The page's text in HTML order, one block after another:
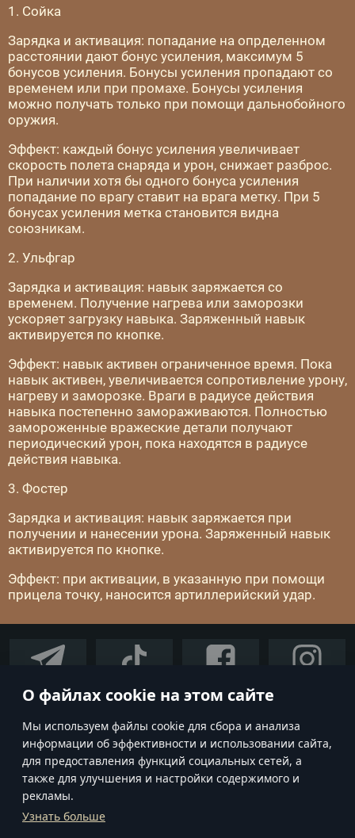
О файлах cookie на этом сайте
Мы используем файлы cookie для сбора и анализа
информации об эффективности и использовании сайта,
для предоставления функций социальных сетей, а
также для улучшения и настройки содержимого и
рекламы.
Узнать больше
1. Сойка
Зарядка и активация: попадание на опрделенном
расстоянии дают бонус усиления, максимум 5
бонусов усиления. Бонусы усиления пропадают со
временем или при промахе. Бонусы усиления
можно получать только при помощи дальнобойного
оружия.
Эффект: каждый бонус усиления увеличивает
скорость полета снаряда и урон, снижает разброс.
При наличии хотя бы одного бонуса усиления
попадание по врагу ставит на врага метку. При 5
бонусах усиления метка становится видна
союзникам.
2. Ульфгар
Зарядка и активация: навык заряжается со
временем. Получение нагрева или заморозки
ускоряет загрузку навыка. Заряженный навык
активируется по кнопке.
Эффект: навык активен ограниченное время. Пока
навык активен, увеличивается сопротивление урону,
нагреву и заморозке. Враги в радиусе действия
навыка постепенно замораживаются. Полностью
замороженные вражеские детали получают
периодический урон, пока находятся в радиусе
действия навыка.
3. Фостер
Зарядка и активация: навык заряжается при
получении и нанесении урона. Заряженный навык
активируется по кнопке.
Эффект: при активации, в указанную при помощи
прицела точку, наносится артиллерийский удар.
EN RU
Условия использования